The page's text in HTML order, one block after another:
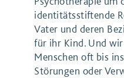
identitätsstiftende
Vater und deren
für ihr Kind. Und
Menschen oft bis
Störungen oder